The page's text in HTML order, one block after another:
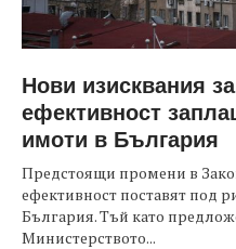
Нови изисквания
ефективност
имоти в България
Предстоящи промени в
ефективност поставят под
България. Тъй като
Министерството...